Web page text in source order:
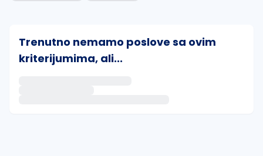
Trenutno nemamo poslove sa ovim
kriterijumima, ali...